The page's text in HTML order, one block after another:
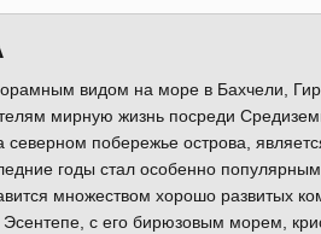
видом на море в Бахчели,
мирную жизнь посреди
побережье острова,
годы стал особенно
множеством хорошо развитых
Эсентепе, с его бирюзовым морем,